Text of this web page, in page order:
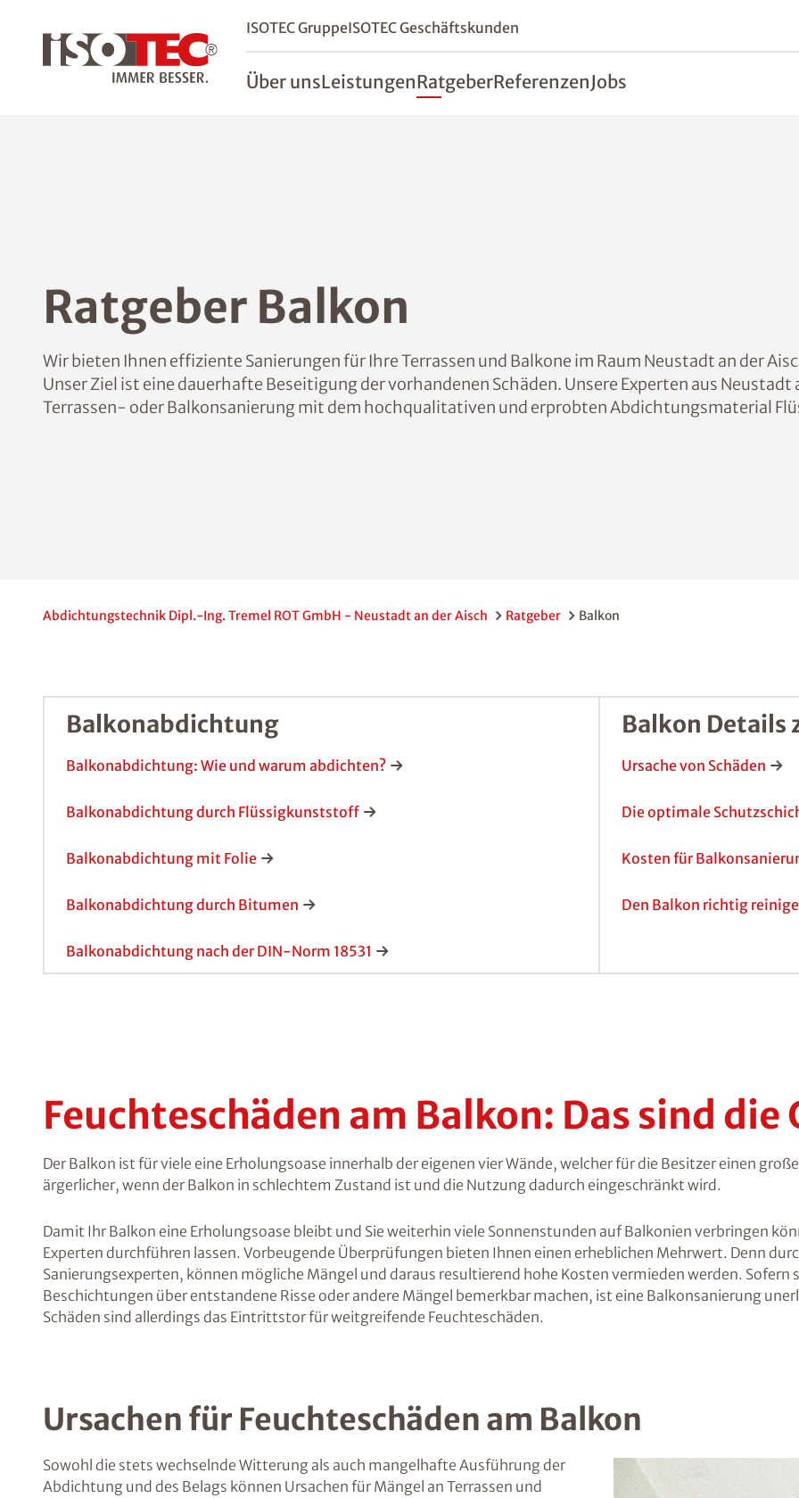
ISOTEC GruppeISOTEC Geschäftskunden
Über unsLeistungenRatgeberReferenzenJobs
Ratgeber Balkon
Wir bieten Ihnen effiziente Sanierungen für Ihre Terrassen und Balkone im Raum Neustadt an der
Unser Ziel ist eine dauerhafte Beseitigung der vorhandenen Schäden. Unsere Experten aus Neustadt
Terrassen- oder Balkonsanierung mit dem hochqualitativen und erprobten Abdichtungsmaterial
Abdichtungstechnik Dipl.-Ing. Tremel ROT GmbH - Neustadt an der Aisch Ratgeber Balkon
Balkonabdichtung
Balkonabdichtung: Wie und warum abdichten?
Balkonabdichtung durch Flüssigkunststoff
Balkonabdichtung mit Folie
Balkonabdichtung durch Bitumen
Balkonabdichtung nach der DIN-Norm 18531
Balkon Details
Ursache von Schäden
Die optimale
Kosten für
Den Balkon richtig
Feuchteschäden am Balkon: Das sind die
Der Balkon ist für viele eine Erholungsoase innerhalb der eigenen vier Wände, welcher für die Besitzer einen
ärgerlicher, wenn der Balkon in schlechtem Zustand ist und die Nutzung dadurch eingeschränkt wird.
Damit Ihr Balkon eine Erholungsoase bleibt und Sie weiterhin viele Sonnenstunden auf Balkonien verbringen
Experten durchführen lassen. Vorbeugende Überprüfungen bieten Ihnen einen erheblichen Mehrwert. Denn
Sanierungsexperten, können mögliche Mängel und daraus resultierend hohe Kosten vermieden werden.
Beschichtungen über entstandene Risse oder andere Mängel bemerkbar machen, ist eine Balkonsanierung
Schäden sind allerdings das Eintrittstor für weitgreifende Feuchteschäden.
Ursachen für Feuchteschäden am Balkon
Sowohl die stets wechselnde Witterung als auch mangelhafte Ausführung der
Abdichtung und des Belags können Ursachen für Mängel an Terrassen und